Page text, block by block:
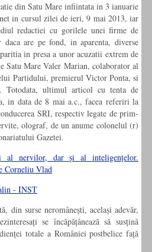
din Satu Mare infiintata in 3 ianuarie
in cursul zilei de ieri, 9 mai 2013, iar
redactiei cu gorilele unei firme de
daca are pe fond, in aparenta, diverse
in presa a unor acuzatii extrem de
Satu Mare Valer Marian, colaborator al
Partidului, premierul Victor Ponta, si
Totodata, ultimul articol cu tenta de
in data de 8 mai a.c., facea referiri la
SRI, respectiv legate de prim-
olograf, de un anume colonelul (r)
Gazetei.
al nervilor, dar și al inteligențelor.
Corneliu Vlad
din surse neromânești, același adevăr,
se încăpățânează să susțină
totale a României postbelice față